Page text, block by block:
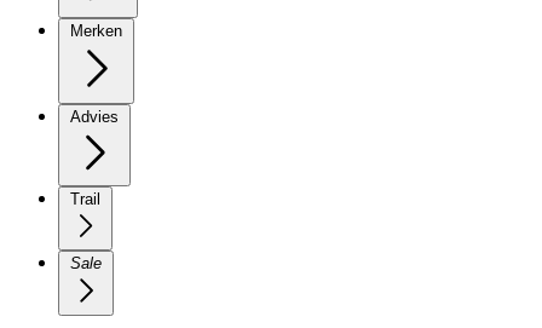
Merken
Advies
Trail
Sale